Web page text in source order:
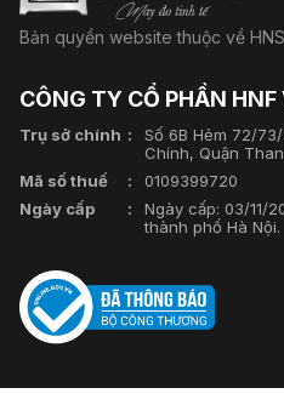
Bản quyền website thuộc về
CÔNG TY CỔ PHẦN
Trụ sở chính
Số 6B Hẻm 72/
Chính, Quận
Mã số thuế
0109399720
Ngày cấp
Ngày cấp: 03/11/
thành phố Hà Nội.